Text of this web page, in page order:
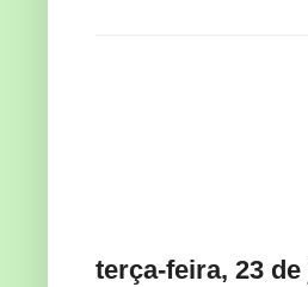
terça-feira, 23